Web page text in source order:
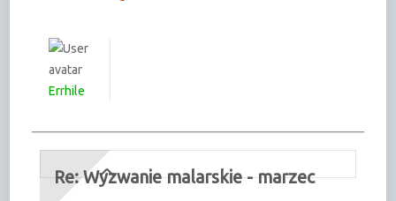
Errhile
Re: Wyzwanie malarskie - marzec